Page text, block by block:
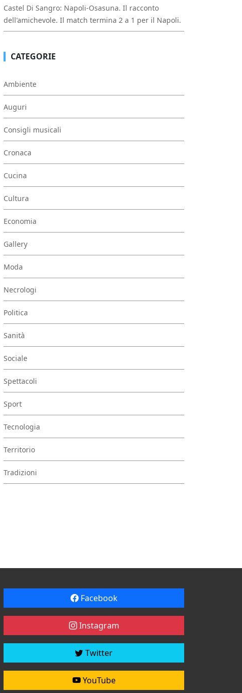
Castel Di Sangro: Napoli-Osasuna. Il racconto
dell'amichevole. Il match termina 2 a 1 per il Napoli.
CATEGORIE
Ambiente
Auguri
Consigli musicali
Cronaca
Cucina
Cultura
Economia
Gallery
Moda
Necrologi
Politica
Sanità
Sociale
Spettacoli
Sport
Tecnologia
Territorio
Tradizioni
Facebook
Instagram
Twitter
YouTube